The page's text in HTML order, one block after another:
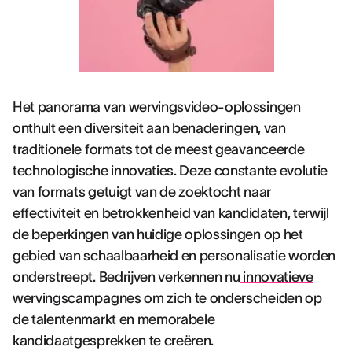
Het panorama van wervingsvideo-oplossingen
onthult een diversiteit aan benaderingen, van
traditionele formats tot de meest geavanceerde
technologische innovaties. Deze constante evolutie
van formats getuigt van de zoektocht naar
effectiviteit en betrokkenheid van kandidaten, terwijl
de beperkingen van huidige oplossingen op het
gebied van schaalbaarheid en personalisatie worden
onderstreept. Bedrijven verkennen nu innovatieve
wervingscampagnesom zich te onderscheiden op
de talentenmarkt en memorabele
kandidaatgesprekken te creëren.